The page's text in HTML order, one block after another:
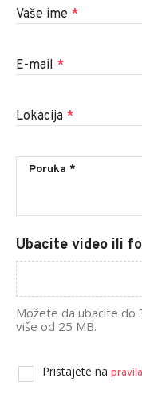
Vaše ime *
E-mail *
Lokacija *
Ubacite video ili
Možete da ubacite do
više od 25 MB.
Pristajete na